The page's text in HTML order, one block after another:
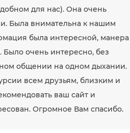
для нас). Она очень
Была внимательна к нашим
была интересной, манера
очень интересно, без
общении на одном дыхании.
всем друзьям, близким и
ваш сайт и
Огромное Вам спасибо.